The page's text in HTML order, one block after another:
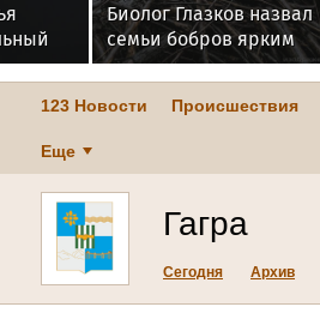
Биолог Глазков назвал
семьи бобров ярким
примером
отношений
123 Новости Происшествия
Еще
Гагра
Сегодня Архив